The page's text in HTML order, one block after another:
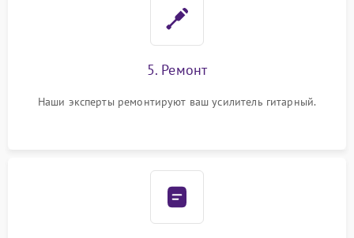
5. Ремонт
Наши эксперты ремонтируют ваш усилитель гитарный.